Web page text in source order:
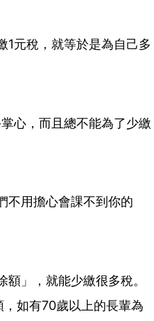
1元稅，就等於是為自己多
心，而且總不能為了少繳
不用擔心會課不到你的
」，就能少繳很多稅。
如有70歲以上的長輩為